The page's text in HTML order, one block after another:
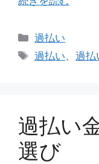
カ
テ
過払い
タ
過払い、過払
過払い
選び